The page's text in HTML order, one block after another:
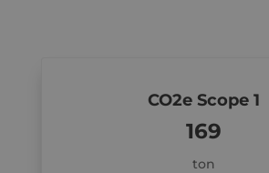
CO2e Scope 1
169
ton